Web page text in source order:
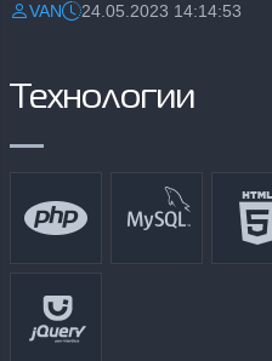
Разместил:
VANДата:24.05.2023 14:14:53
Технологии